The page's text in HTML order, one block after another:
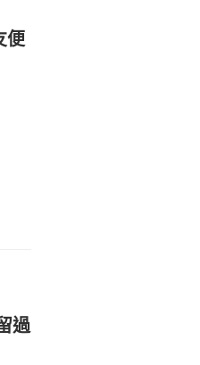
便
過